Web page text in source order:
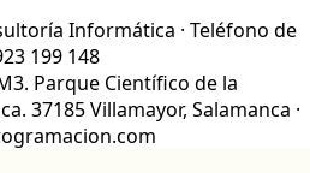
Informática · Teléfono de
199 148
Parque Científico de la
37185 Villamayor, Salamanca ·